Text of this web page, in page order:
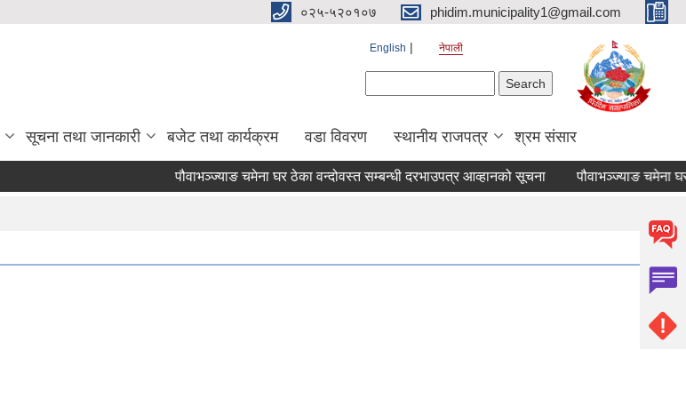
०२५-५२०१०७ phidim.municipality1@gmail.com
English नेपाली
सूचना तथा जानकारी बजेट तथा कार्यक्रम वडा विवरण स्थानीय राजपत्र श्रम संसार
पौवाभञ्ज्याङ चमेना घर ठेका वन्दोवस्त सम्बन्धी दरभाउपत्र आव्हानको सूचना पौवाभञ्ज्याङ चमेना